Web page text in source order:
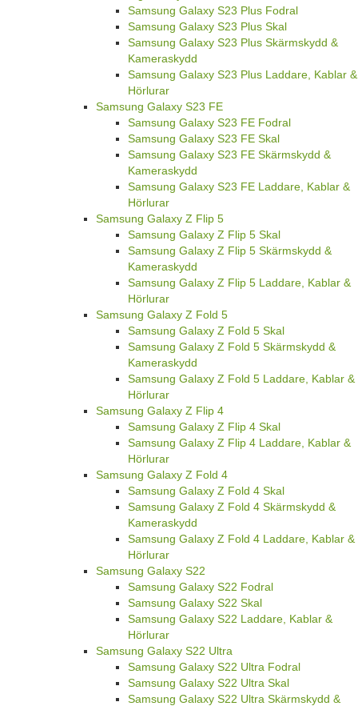
Samsung Galaxy S23 Plus Fodral
Samsung Galaxy S23 Plus Skal
Samsung Galaxy S23 Plus Skärmskydd &
Kameraskydd
Samsung Galaxy S23 Plus Laddare, Kablar &
Hörlurar
Samsung Galaxy S23 FE
Samsung Galaxy S23 FE Fodral
Samsung Galaxy S23 FE Skal
Samsung Galaxy S23 FE Skärmskydd &
Kameraskydd
Samsung Galaxy S23 FE Laddare, Kablar &
Hörlurar
Samsung Galaxy Z Flip 5
Samsung Galaxy Z Flip 5 Skal
Samsung Galaxy Z Flip 5 Skärmskydd &
Kameraskydd
Samsung Galaxy Z Flip 5 Laddare, Kablar &
Hörlurar
Samsung Galaxy Z Fold 5
Samsung Galaxy Z Fold 5 Skal
Samsung Galaxy Z Fold 5 Skärmskydd &
Kameraskydd
Samsung Galaxy Z Fold 5 Laddare, Kablar &
Hörlurar
Samsung Galaxy Z Flip 4
Samsung Galaxy Z Flip 4 Skal
Samsung Galaxy Z Flip 4 Laddare, Kablar &
Hörlurar
Samsung Galaxy Z Fold 4
Samsung Galaxy Z Fold 4 Skal
Samsung Galaxy Z Fold 4 Skärmskydd &
Kameraskydd
Samsung Galaxy Z Fold 4 Laddare, Kablar &
Hörlurar
Samsung Galaxy S22
Samsung Galaxy S22 Fodral
Samsung Galaxy S22 Skal
Samsung Galaxy S22 Laddare, Kablar &
Hörlurar
Samsung Galaxy S22 Ultra
Samsung Galaxy S22 Ultra Fodral
Samsung Galaxy S22 Ultra Skal
Samsung Galaxy S22 Ultra Skärmskydd &